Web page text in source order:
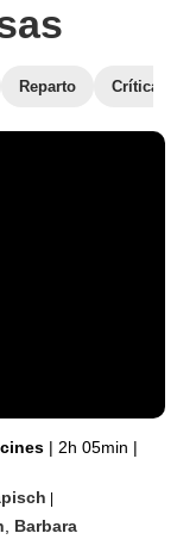
Reparto Críticas
| 2h 05min |
|
Barbara